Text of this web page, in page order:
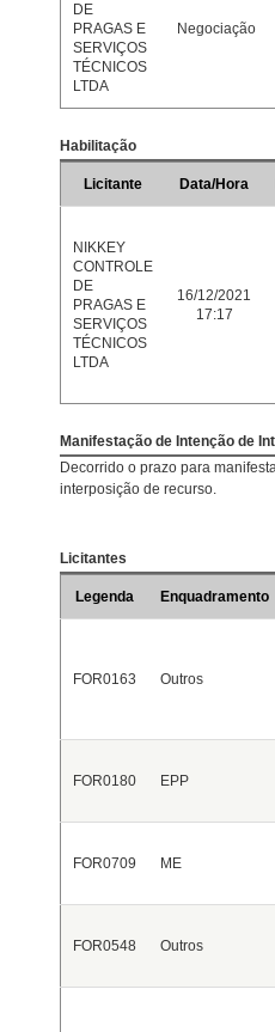
DE
PRAGAS E
SERVIÇOS
TÉCNICOS
LTDA
Negociação
Habilitação
Licitante Data/Hora
NIKKEY
CONTROLE
DE
PRAGAS E
SERVIÇOS
TÉCNICOS
LTDA
16/12/2021
17:17
Manifestação de Intenção de
Decorrido o prazo para
interposição de recurso.
Licitantes
Legenda Enquadramento
FOR0163 Outros
FOR0180 EPP
FOR0709 ME
FOR0548 Outros